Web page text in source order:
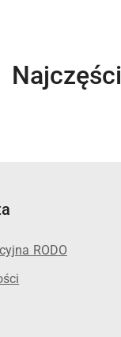
Produkty
RODO